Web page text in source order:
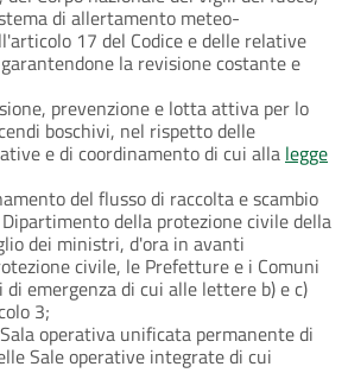
di allertamento meteo-
17 del Codice e delle relative
la revisione costante e
prevenzione e lotta attiva per lo
boschivi, nel rispetto delle
e di coordinamento di cui alla legge
del flusso di raccolta e scambio
della protezione civile della
dei ministri, d'ora in avanti
civile, le Prefetture e i Comuni
emergenza di cui alle lettere b) e c)
3;
operativa unificata permanente di
Sale operative integrate di cui